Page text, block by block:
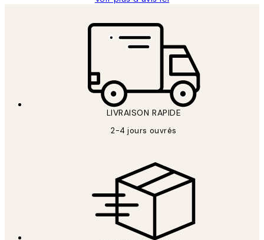
LIVRAISON RAPIDE
2-4 jours ouvrés